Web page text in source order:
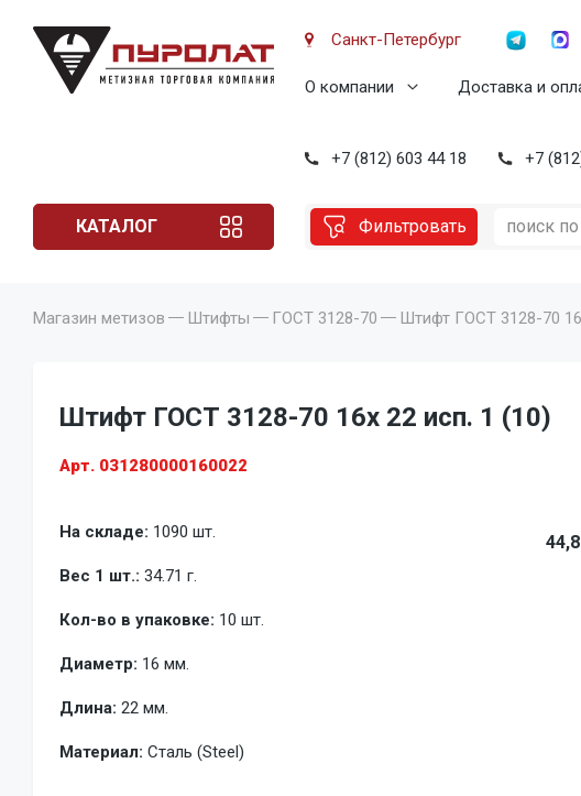
Санкт-Петербург
О компании Доставка и
+7 (812) 603 44 18 +7
КАТАЛОГ Фильтровать
Магазин метизов Штифты ГОСТ 3128-70 Штифт ГОСТ 3128-70
Штифт ГОСТ 3128-70 16x 22 исп. 1 (10)
Арт. 031280000160022
На складе: 1090 шт.
Вес 1 шт.: 34.71 г.
Кол-во в упаковке: 10 шт.
Диаметр: 16 мм.
Длина: 22 мм.
Материал: Сталь (Steel)